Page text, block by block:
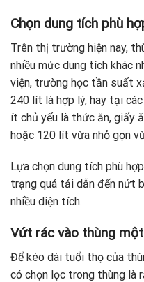
Chọn dung tích phù
Trên thị trường hiện nay,
nhiều mức dung tích khác
viện, trường học tần suất
240 lít là hợp lý, hay tại
ít chủ yếu là thức ăn, giấy
hoặc 120 lít vừa nhỏ gọn
Lựa chọn dung tích phù
trạng quá tải dẫn đến nứt
nhiều diện tích.
Vứt rác vào thùng
Để kéo dài tuổi thọ của
có chọn lọc trong thùng là